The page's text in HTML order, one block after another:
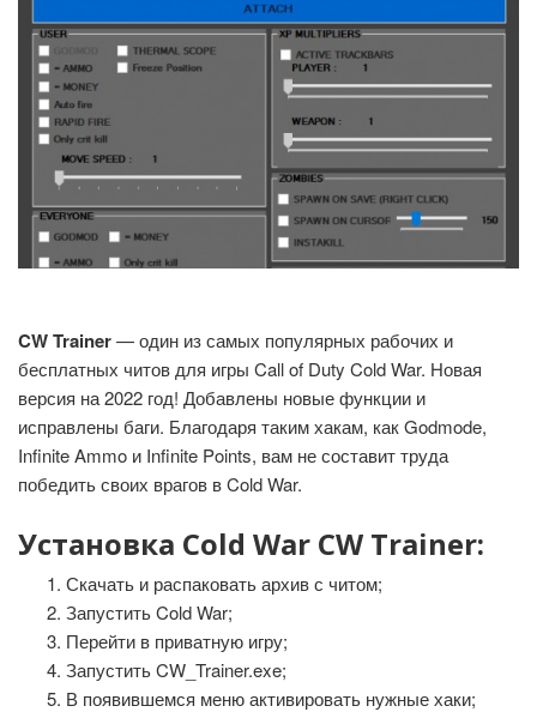
CW Trainer— один из самых популярных рабочих и
бесплатных читов для игры Call of Duty Cold War. Новая
версия на 2022 год! Добавлены новые функции и
исправлены баги. Благодаря таким хакам, как Godmode,
Infinite Ammo и Infinite Points, вам не составит труда
победить своих врагов в Cold War.
Установка Cold War CW Trainer:
Скачать и распаковать архив с читом;
Запустить Cold War;
Перейти в приватную игру;
Запустить CW_Trainer.exe;
В появившемся меню активировать нужные хаки;